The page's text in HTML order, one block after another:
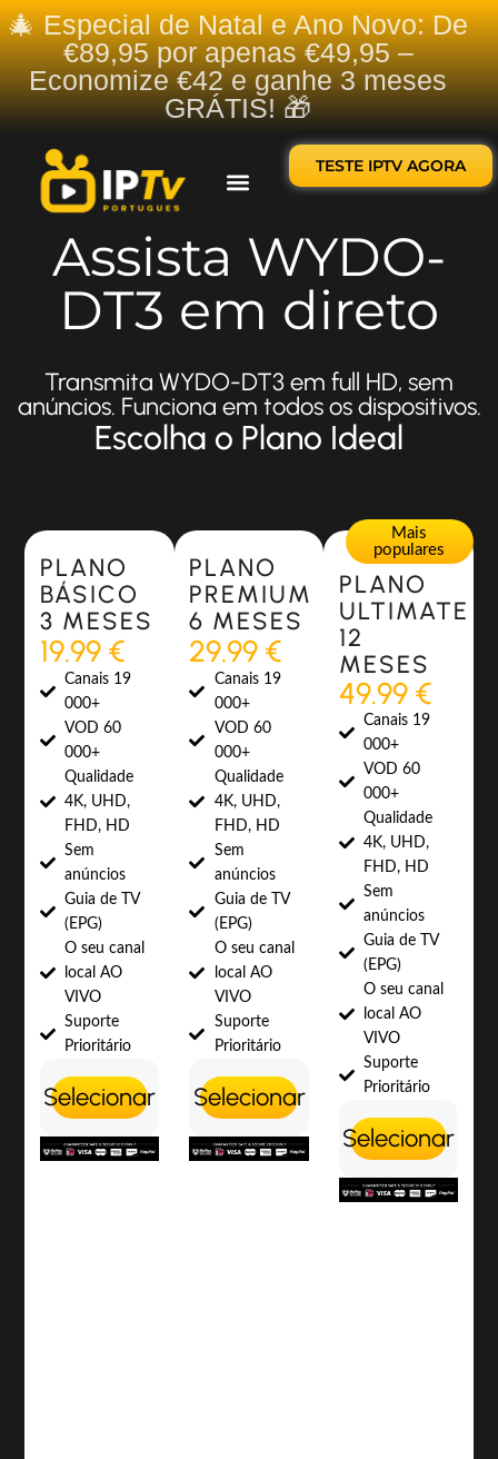
🎄 Especial de Natal e Ano Novo: De
€89,95 por apenas €49,95 –
Economize €42 e ganhe 3 meses
GRÁTIS! 🎁
TESTE IPTV AGORA
Assista WYDO-
DT3 em direto
Transmita WYDO-DT3 em full HD, sem
anúncios. Funciona em todos os dispositivos.
Escolha o Plano Ideal
Most Popular
PLANO
BÁSICO
3 MESES
19.99 €
Canais 19
000+
VOD 60
000+
Qualidade
4K, UHD,
FHD, HD
Sem
anúncios
Guia de TV
(EPG)
O seu canal
local AO
VIVO
Suporte
Prioritário
Selecionar
Most Popular
PLANO
PREMIUM
6 MESES
29.99 €
Canais 19
000+
VOD 60
000+
Qualidade
4K, UHD,
FHD, HD
Sem
anúncios
Guia de TV
(EPG)
O seu canal
local AO
VIVO
Suporte
Prioritário
Selecionar
Mais
populares
PLANO
ULTIMATE
12
MESES
49.99 €
Canais 19
000+
VOD 60
000+
Qualidade
4K, UHD,
FHD, HD
Sem
anúncios
Guia de TV
(EPG)
O seu canal
local AO
VIVO
Suporte
Prioritário
Selecionar